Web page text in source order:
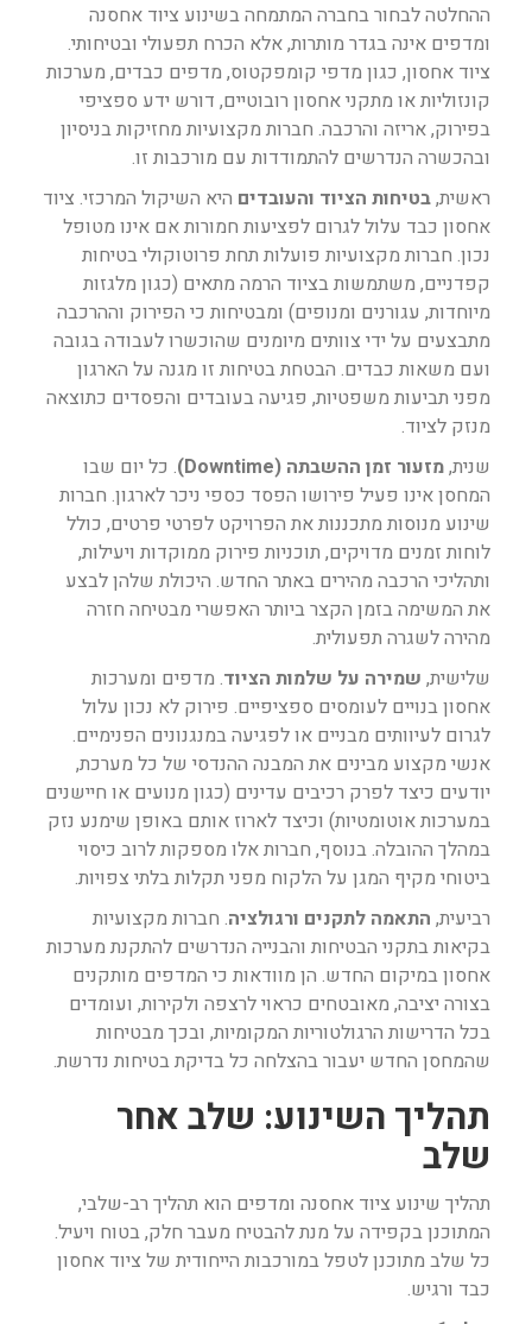
ההחלטה לבחור בחברה המתמחה בשינוע ציוד אחסנה
ומדפים אינה בגדר מותרות, אלא הכרח תפעולי ובטיחותי.
ציוד אחסון, כגון מדפי קומפקטוס, מדפים כבדים, מערכות
קונזוליות או מתקני אחסון רובוטיים, דורש ידע ספציפי
בפירוק, אריזה והרכבה. חברות מקצועיות מחזיקות בניסיון
ובהכשרה הנדרשים להתמודדות עם מורכבות זו.
ראשית,בטיחות הציוד והעובדים היא השיקול המרכזי. ציוד
אחסון כבד עלול לגרום לפציעות חמורות אם אינו מטופל
נכון. חברות מקצועיות פועלות תחת פרוטוקולי בטיחות
קפדניים, משתמשות בציוד הרמה מתאים (כגון מלגזות
מיוחדות, עגורנים ומנופים) ומבטיחות כי הפירוק וההרכבה
מתבצעים על ידי צוותים מיומנים שהוכשרו לעבודה בגובה
ועם משאות כבדים. הבטחת בטיחות זו מגנה על הארגון
מפני תביעות משפטיות, פגיעה בעובדים והפסדים כתוצאה
מנזק לציוד.
שנית,מזעור זמן ההשבתה (Downtime)
. כל יום שבו
המחסן אינו פעיל פירושו הפסד כספי ניכר לארגון. חברות
שינוע מנוסות מתכננות את הפרויקט לפרטי פרטים, כולל
לוחות זמנים מדויקים, תוכניות פירוק ממוקדות ויעילות,
ותהליכי הרכבה מהירים באתר החדש. היכולת שלהן לבצע
את המשימה בזמן הקצר ביותר האפשרי מבטיחה חזרה
מהירה לשגרה תפעולית.
שלישית, שמירה על שלמות הציוד. מדפים ומערכות
אחסון בנויים לעומסים ספציפיים. פירוק לא נכון עלול
לגרום לעיוותים מבניים או לפגיעה במנגנונים הפנימיים.
אנשי מקצוע מבינים את המבנה ההנדסי של כל מערכת,
יודעים כיצד לפרק רכיבים עדינים (כגון מנועים או חיישנים
במערכות אוטומטיות) וכיצד לארוז אותם באופן שימנע נזק
במהלך ההובלה. בנוסף, חברות אלו מספקות לרוב כיסוי
ביטוחי מקיף המגן על הלקוח מפני תקלות בלתי צפויות.
רביעית, התאמה לתקנים ורגולציה. חברות מקצועיות
בקיאות בתקני הבטיחות והבנייה הנדרשים להתקנת מערכות
אחסון במיקום החדש. הן מוודאות כי המדפים מותקנים
בצורה יציבה, מאובטחים כראוי לרצפה ולקירות, ועומדים
בכל הדרישות הרגולטוריות המקומיות, ובכך מבטיחות
שהמחסן החדש יעבור בהצלחה כל בדיקת בטיחות נדרשת.
תהליך השינוע: שלב אחר
שלב
תהליך שינוע ציוד אחסנה ומדפים הוא תהליך רב-שלבי,
המתוכנן בקפידה על מנת להבטיח מעבר חלק, בטוח ויעיל.
כל שלב מתוכנן לטפל במורכבות הייחודית של ציוד אחסון
כבד ורגיש.